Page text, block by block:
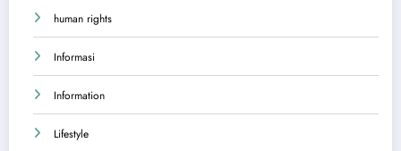
human rights
Informasi
Information
Lifestyle